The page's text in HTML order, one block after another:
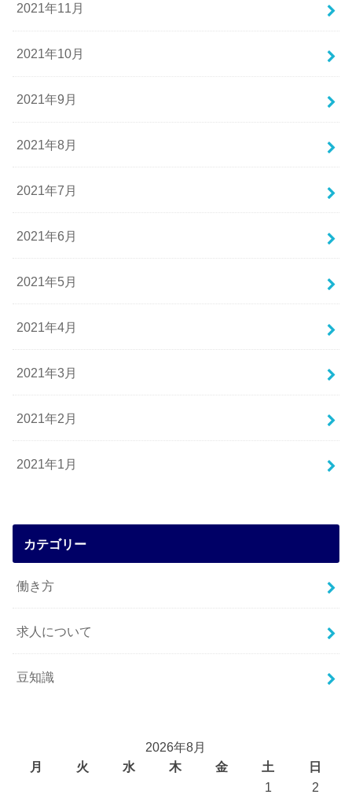
2021年11月
2021年10月
2021年9月
2021年8月
2021年7月
2021年6月
2021年5月
2021年4月
2021年3月
2021年2月
2021年1月
カテゴリー
働き方
求人について
豆知識
2026年8月
月
火 水 木 金 土
日
1
2